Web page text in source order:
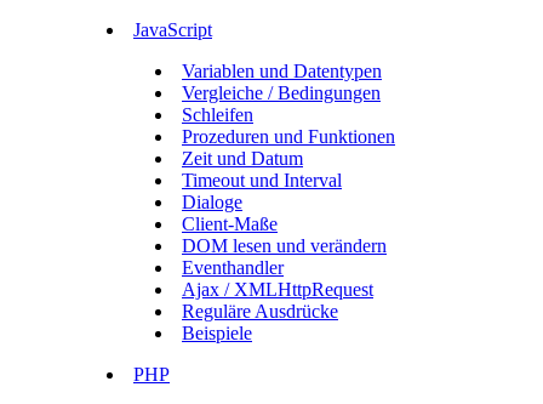
JavaScript
Variablen und Datentypen
Vergleiche / Bedingungen
Schleifen
Prozeduren und Funktionen
Zeit und Datum
Timeout und Interval
Dialoge
Client-Maße
DOM lesen und verändern
Eventhandler
Ajax / XMLHttpRequest
Reguläre Ausdrücke
Beispiele
PHP